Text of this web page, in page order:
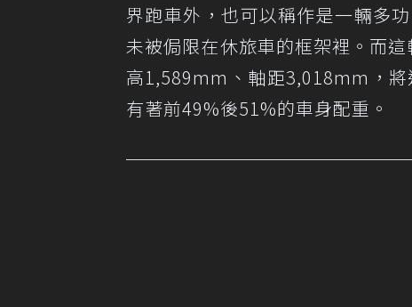
界跑車外，也可以稱作是一輛多
未被侷限在休旅車的框架裡。而
高1,589mm、軸距3,018mm，
有著前49%後51%的車身配重。